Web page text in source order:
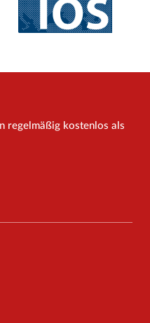
regelmäßig kostenlos als